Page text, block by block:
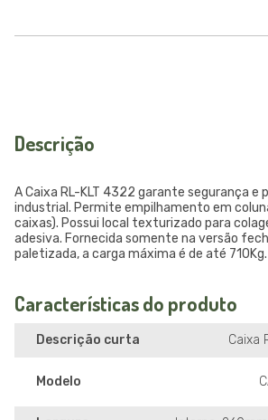
Descrição
A Caixa RL-KLT 4322 garante segurança e
industrial. Permite empilhamento em
caixas). Possui local texturizado para
adesiva. Fornecida somente na versão
paletizada, a carga máxima é de até 710Kg.
Características do produto
Descrição curta Caixa
Modelo